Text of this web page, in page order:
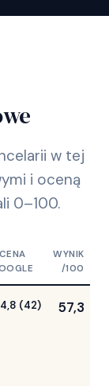
w tej
i oceną
0–100.
WYNIK
/100
4,8 (42) 57,3